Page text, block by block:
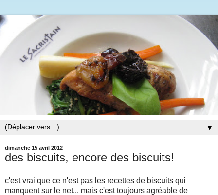
▼
dimanche 15 avril 2012
des biscuits, encore des biscuits!
c'est vrai que ce n'est pas les recettes de biscuits qui
manquent sur le net... mais c'est toujours agréable de